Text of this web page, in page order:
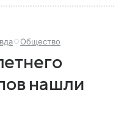
Общество
нашли